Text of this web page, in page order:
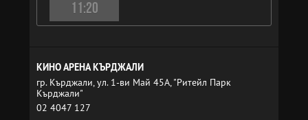
11:20
КИНО АРЕНА КЪРДЖАЛИ
гр. Кърджали, ул. 1-ви Май 45A, "Ритейл Парк
Кърджали"
02 4047 127